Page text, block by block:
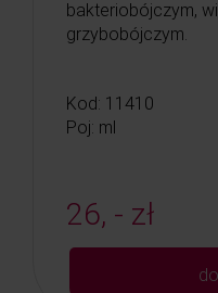
bakteriobójczym,
grzybobójczym.
Kod: 11410
Poj: ml
26, - zł